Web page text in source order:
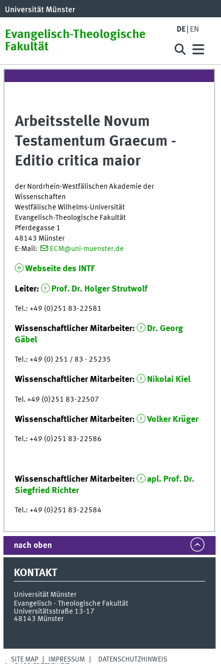
Evangelisch-Theologische
Fakultät
DE EN
Arbeitsstelle Novum
Testamentum Graecum -
Editio critica maior
der Nordrhein-Westfälischen Akademie der
Wissenschaften
Westfälische Wilhelms-Universität
Evangelisch-Theologische Fakultät
Pferdegasse 1
48143 Münster
E-Mail:
ECM@uni-muenster.de
Webseite des INTF
Leiter: Prof. Dr. Holger Strutwolf
Tel.: +49 (0)251 83-22581
Wissenschaftlicher Mitarbeiter:
Dr. Georg
Gäbel
Tel.: +49 (0) 251 / 83 - 25235
Wissenschaftlicher Mitarbeiter: Nikolai Kiel
Tel. +49 (0)251 83-22507
Wissenschaftlicher Mitarbeiter: Volker Krüger
Tel.: +49 (0)251 83-22586
Wissenschaftlicher Mitarbeiter:
apl. Prof. Dr.
Siegfried Richter
Tel.: +49 (0)251 83-22584
nach oben
KONTAKT
Universität Münster
Evangelisch - Theologische Fakultät
Universitätsstraße 13-17
48143 Münster
SITE MAP IMPRESSUM
DATENSCHUTZHINWEIS